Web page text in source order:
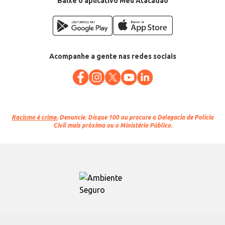
Acompanhe a gente nas redes sociais
Racismo é crime. Denuncie. Disque 100 ou procure a Delegacia de Polícia
Civil mais próxima ou o Ministério Público.